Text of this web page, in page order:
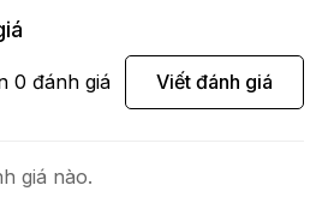
0 đánh giá Viết đánh giá
giá nào.